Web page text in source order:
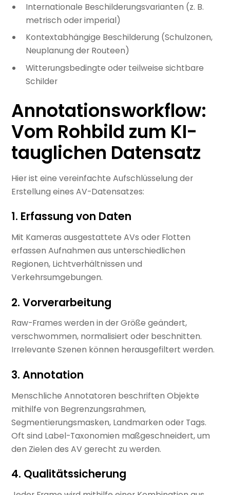
Internationale Beschilderungsvarianten (z. B.
metrisch oder imperial)
Kontextabhängige Beschilderung (Schulzonen,
Neuplanung der Routeen)
Witterungsbedingte oder teilweise sichtbare
Schilder
Annotationsworkflow:
Vom Rohbild zum KI-
tauglichen Datensatz
Hier ist eine vereinfachte Aufschlüsselung der
Erstellung eines AV-Datensatzes:
1. Erfassung von Daten
Mit Kameras ausgestattete AVs oder Flotten
erfassen Aufnahmen aus unterschiedlichen
Regionen, Lichtverhältnissen und
Verkehrsumgebungen.
2. Vorverarbeitung
Raw-Frames werden in der Größe geändert,
verschwommen, normalisiert oder beschnitten.
Irrelevante Szenen können herausgefiltert werden.
3. Annotation
Menschliche Annotatoren beschriften Objekte
mithilfe von Begrenzungsrahmen,
Segmentierungsmasken, Landmarken oder Tags.
Oft sind Label-Taxonomien maßgeschneidert, um
den Zielen des AV gerecht zu werden.
4. Qualitätssicherung